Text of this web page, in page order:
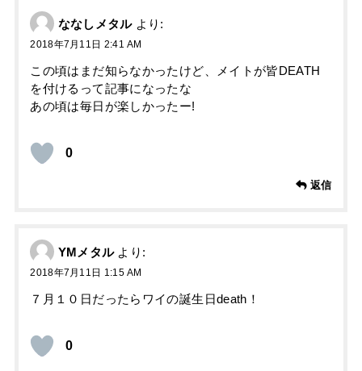
ななしメタル より:
2018年7月11日 2:41 AM
この頃はまだ知らなかったけど、メイトが皆DEATH
を付けるって記事になったな
あの頃は毎日が楽しかったー!
0
返信
YMメタル より:
2018年7月11日 1:15 AM
７月１０日だったらワイの誕生日death！
0